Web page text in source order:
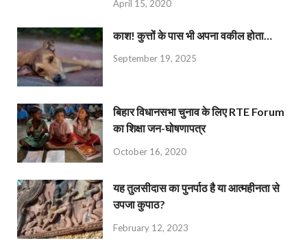
April 15, 2020
काश! कुत्तों के पास भी अपना वकील होता…
September 19, 2025
बिहार विधानसभा चुनाव के लिए RTE Forum
का शिक्षा जन-घोषणापत्र
October 16, 2020
यह तुलसीदास का पुनर्पाठ है या आत्महीनता से
उपजा कुपाठ?
February 12, 2023